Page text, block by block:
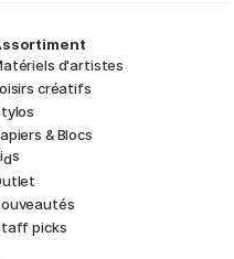
d'artistes
créatifs
& Blocs
ids
picks